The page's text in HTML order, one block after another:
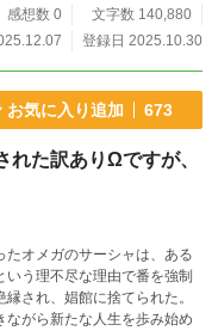
感想数 0
文字数 140,880
登録日 2025.10.30
お気に入り追加 673
れた訳ありΩですが、
オメガのサーシャは、ある
う理不尽な理由で番を強制
され、娼館に捨てられた。
がら新たな人生を歩み始め